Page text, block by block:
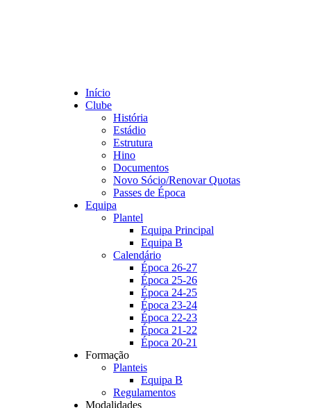
Início
Clube
História
Estádio
Estrutura
Hino
Documentos
Novo Sócio/Renovar Quotas
Passes de Época
Equipa
Plantel
Equipa Principal
Equipa B
Calendário
Época 26-27
Época 25-26
Época 24-25
Época 23-24
Época 22-23
Época 21-22
Época 20-21
Formação
Planteis
Equipa B
Regulamentos
Modalidades